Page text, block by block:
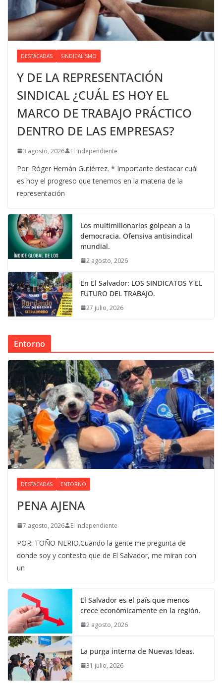
DESTACADAS SINDICALISMO
Y DE LA REPRESENTACIÓN
SINDICAL ¿CUÁL ES HOY EL
MARCO DE TRABAJO PRÁCTICO
DENTRO DE LAS EMPRESAS?
3 agosto, 2026 El Independiente
Por: Róger Hernán Gutiérrez. * Importante destacar cuál
es hoy el progreso que tenemos en la materia de la
representación
Los multimillonarios golpean a la
democracia. Ofensiva antisindical
mundial.
2 agosto, 2026
En El Salvador: LOS SINDICATOS Y EL
FUTURO DEL TRABAJO.
27 julio, 2026
Entorno
DESTACADAS ENTORNO
PENA AJENA
7 agosto, 2026 El Independiente
POR: TOÑO NERIO.Cuando la gente me pregunta de
donde soy y contesto que de El Salvador, me miran con
un
El Salvador es el país que menos
crece económicamente en la región.
2 agosto, 2026
La purga interna de Nuevas Ideas.
31 julio, 2026